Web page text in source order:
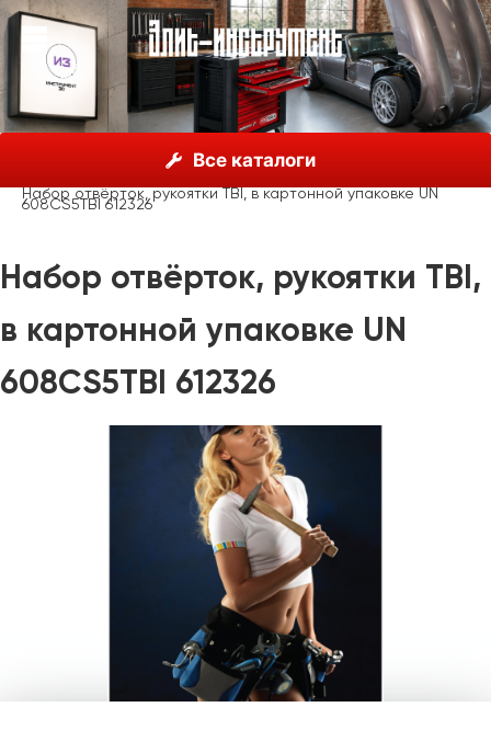
Все каталоги
Unior, Словения
Отвёртки крестовые
Набор отвёрток, рукоятки TBI, в картонной упаковке UN
608CS5TBI 612326
Набор отвёрток, рукоятки TBI,
в картонной упаковке UN
608CS5TBI 612326